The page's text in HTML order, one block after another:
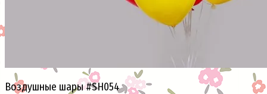
Воздушные шары #SH054